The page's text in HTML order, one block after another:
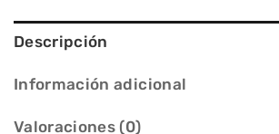
Descripción
Información adicional
Valoraciones (0)